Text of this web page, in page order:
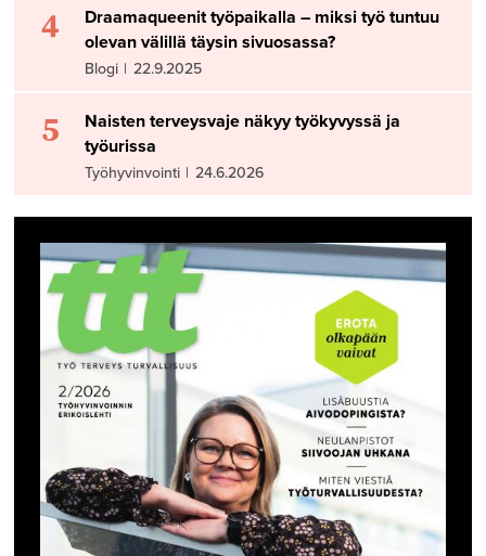
4
Draamaqueenit työpaikalla – miksi työ tuntuu
olevan välillä täysin sivuosassa?
Blogi | 22.9.2025
5
Naisten terveysvaje näkyy työkyvyssä ja
työurissa
Työhyvinvointi | 24.6.2026